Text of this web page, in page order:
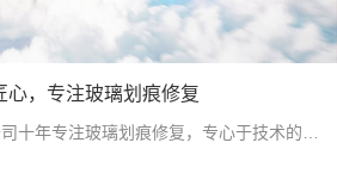
心，专注玻璃划痕修复
天津优尔玻璃科技有限公司十年专注玻璃划痕修复，专心于技术的升级与新品的研发，产品适用于玻璃厂商、钢化玻璃、建筑工程、个人等领域！有效快速去除玻璃划痕，烫伤，霉斑等各类瑕疵，视频了解及详情咨询请来电：13820093030（微信同号）